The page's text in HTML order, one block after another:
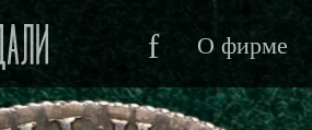
f О фирме